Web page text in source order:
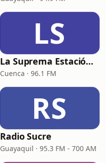
LS
La Suprema Estación 96.1 FM
Cuenca · 96.1 FM
RS
Radio Sucre
Guayaquil · 95.3 FM - 700 AM